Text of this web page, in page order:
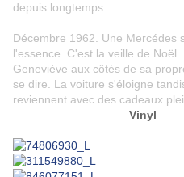
depuis longtemps.
Décembre 1962. Une Mercédes
l'essence. C'est la veille de
Geneviève aux côtés de sa
se dire. La voiture s'éloigne
reviennent avec des cadeaux